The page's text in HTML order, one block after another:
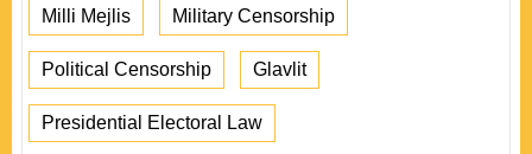
Milli Mejlis Military Censorship
Political Censorship Glavlit
Presidential Electoral Law